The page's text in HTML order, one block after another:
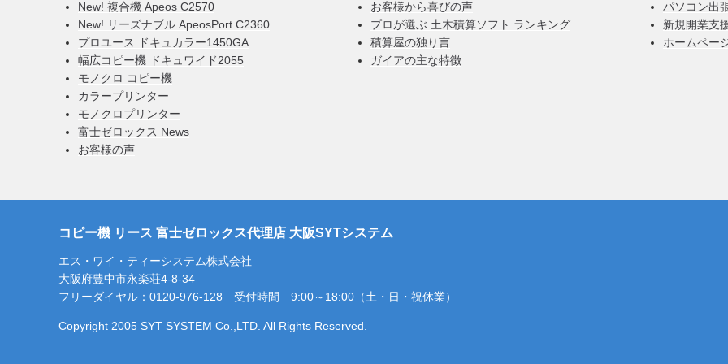
New! 複合機 Apeos C2570
New! リーズナブル ApeosPort C2360
プロユース ドキュカラー1450GA
幅広コピー機 ドキュワイド2055
モノクロ コピー機
カラープリンター
モノクロプリンター
富士ゼロックス News
お客様の声
お客様から喜びの声
プロが選ぶ 土木積算ソフト ランキング
積算屋の独り言
ガイアの主な特徴
パソコン出
新規開業支
ホームペー
コピー機 リース 富士ゼロックス代理店 大阪SYTシステム
エス・ワイ・ティーシステム株式会社
大阪府豊中市永楽荘4-8-34
フリーダイヤル：0120-976-128 受付時間 9:00～18:00（土・日・祝休業）
Copyright 2005 SYT SYSTEM Co.,LTD. All Rights Reserved.